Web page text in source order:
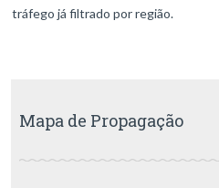
tráfego já filtrado por região.
Mapa de Propagação